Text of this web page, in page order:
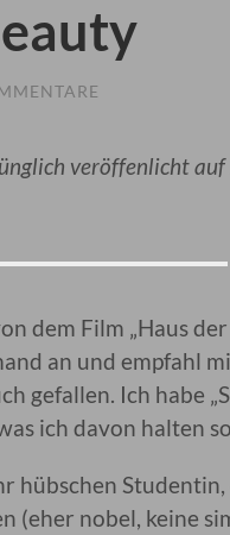
veröffenlicht
dem Film „Haus
an und empfahl
gefallen. Ich habe
ich davon halten
hübschen
(eher nobel, keine